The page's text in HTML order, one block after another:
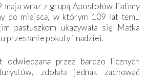
maja wraz z grupą Apostołów Fatimy
do miejsca, w którym 109 lat temu
pastuszkom ukazywała się Matka
przesłanie pokuty i nadziei.
odwiedzana przez bardzo licznych
zdołała jednak zachować